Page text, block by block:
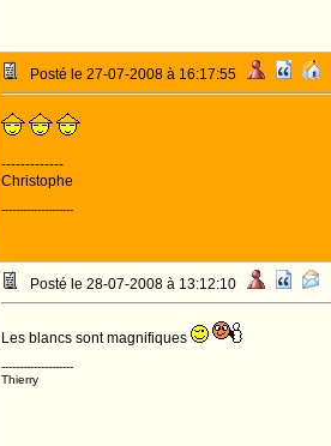
Posté le 27-07-2008 à 16:17:55
-------------
Christophe
--------------------
Posté le 28-07-2008 à 13:12:10
Les blancs sont magnifiques
--------------------
Thierry